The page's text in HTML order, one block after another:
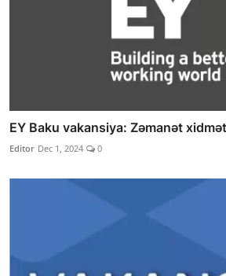
EY Baku vakansiya: Zəmanət
Editor Dec 1, 2024 0